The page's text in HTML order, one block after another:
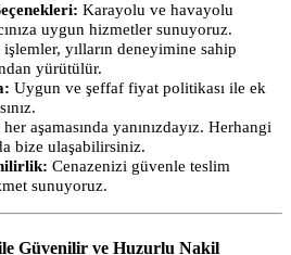
Karayolu ve havayolu
uygun hizmetler sunuyoruz.
yılların deneyimine sahip
yürütülür.
Uygun ve şeffaf fiyat politikası ile ek
aşamasında yanınızdayız. Herhangi
bize ulaşabilirsiniz.
Cenazenizi güvenle teslim
sunuyoruz.
Güvenilir ve Huzurlu Nakil